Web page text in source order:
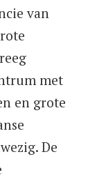
van
met
en grote
De